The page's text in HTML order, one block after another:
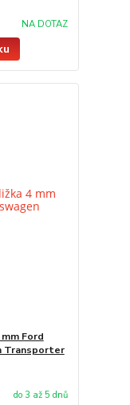
NA DOTAZ
Ford
Transporter
do 3 až 5 dnů